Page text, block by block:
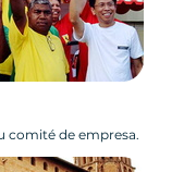
comité de empresa.